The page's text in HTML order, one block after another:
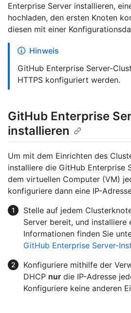
Enterprise Server installieren,
hochladen, den ersten Knoten
diesen mit einer
Hinweis
GitHub Enterprise Server-
HTTPS konfiguriert werden.
GitHub Enterprise
installieren
Um mit dem Einrichten des
installiere die GitHub Enterprise
dem virtuellen Computer (VM)
konfiguriere dann eine IP-
Stelle auf jedem
Server bereit, und installiere
Informationen finden Sie
GitHub Enterprise Server-
Konfiguriere mithilfe der
DHCP nur die IP-Adresse
Konfiguriere keine anderen